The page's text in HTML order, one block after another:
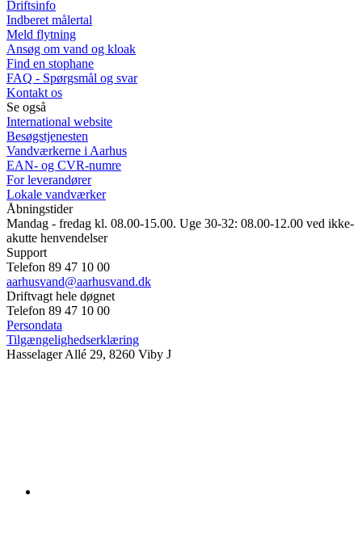
Driftsinfo
Indberet målertal
Meld flytning
Ansøg om vand og kloak
Find en stophane
FAQ - Spørgsmål og svar
Kontakt os
Se også
International website
Besøgstjenesten
Vandværkerne i Aarhus
EAN- og CVR-numre
For leverandører
Lokale vandværker
Åbningstider
Mandag - fredag kl. 08.00-15.00. Uge 30-32: 08.00-12.00 ved ikke-
akutte henvendelser
Support
Telefon 89 47 10 00
aarhusvand@aarhusvand.dk
Driftvagt hele døgnet
Telefon 89 47 10 00
Persondata
Tilgængelighedserklæring
Hasselager Allé 29, 8260 Viby J